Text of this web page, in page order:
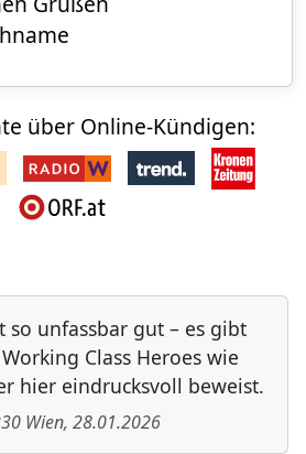
über Online-Kündigen:
so unfassbar gut – es gibt
Class Heroes wie
hier eindrucksvoll beweist.
Wien, 28.01.2026